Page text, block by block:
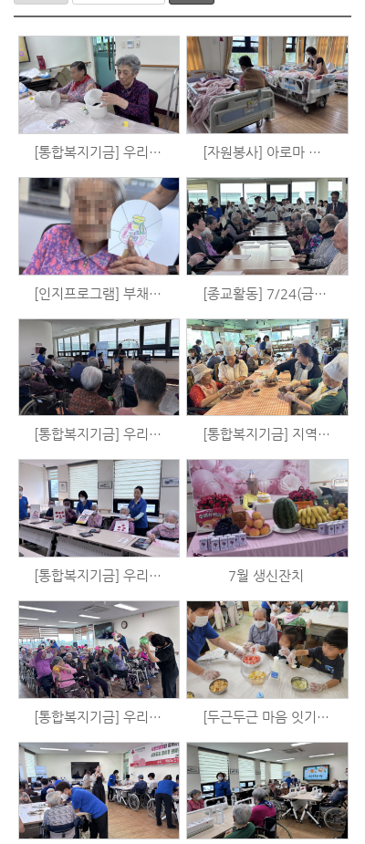
[통합복지기금] 우리는 시니어 예술가 시즌3 - 공예활동 (8/5) [자원봉사] 아로마 발마사지 (7/26)
[인지프로그램] 부채꾸미기 활동 (7/24) [종교활동] 7/24(금) 예배 (안산 동산교회 청년회)
[통합복지기금] 우리는 시니어 예술가 시즌3 - 음악활동 (7/23) [통합복지기금] 지역사회와 함께하는 블루베리 수확 및 블루베리청 만들기 체험
[통합복지기금] 우리는 시니어 예술가 시즌3 - 미술활동 (7/21) 7월 생신잔치
[통합복지기금] 우리는 시니어 예술가 시즌3 - 체육활동 (7/15) [두근두근 마음 잇기 사업] 수박화채 만들기